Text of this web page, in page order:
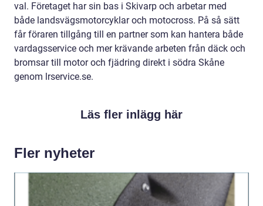
val. Företaget har sin bas i Skivarp och arbetar med
både landsvägsmotorcyklar och motocross. På så sätt
får föraren tillgång till en partner som kan hantera både
vardagsservice och mer krävande arbeten från däck och
bromsar till motor och fjädring direkt i södra Skåne
genom lrservice.se.
Läs fler inlägg här
Fler nyheter